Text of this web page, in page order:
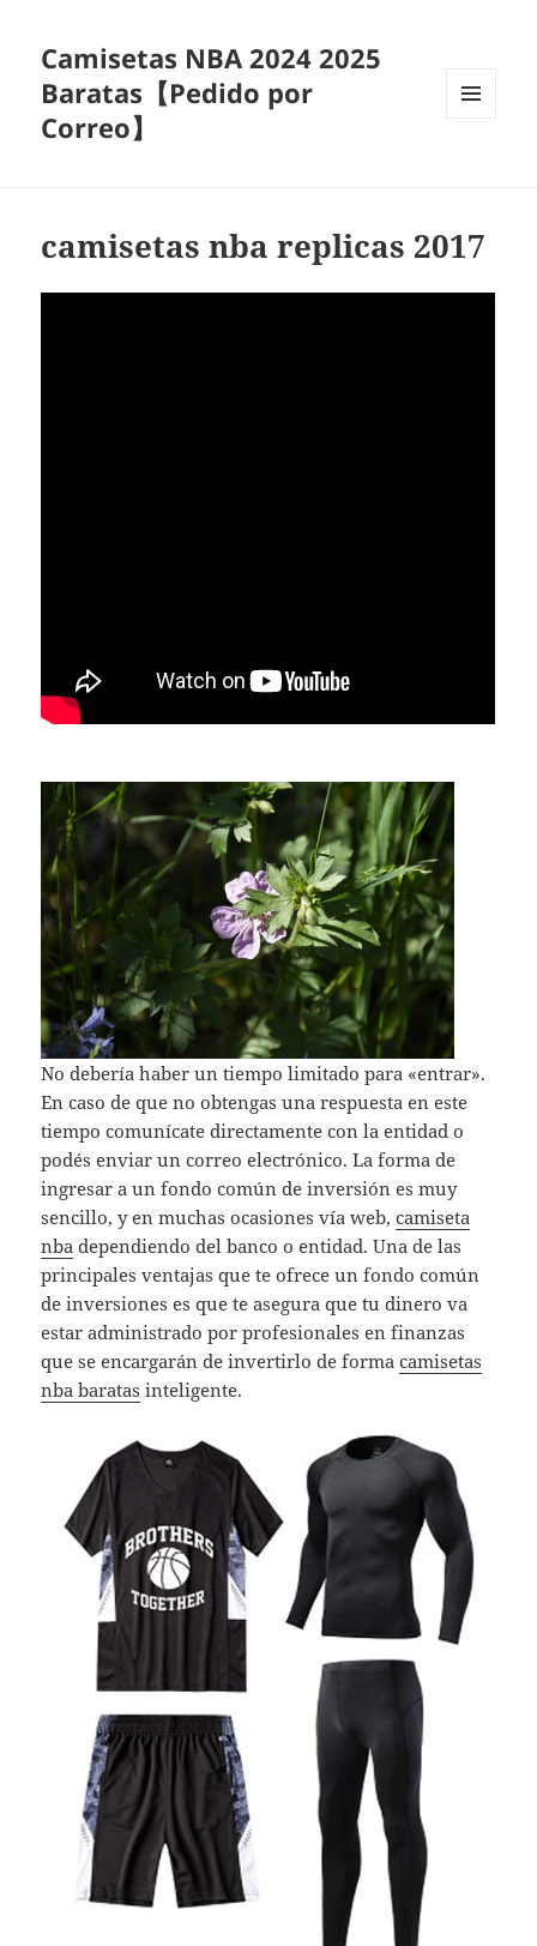
Camisetas NBA 2024 2025
Baratas【Pedido por
Correo】
camisetas nba replicas 2017
No debería haber un tiempo limitado para «entrar».
En caso de que no obtengas una respuesta en este
tiempo comunícate directamente con la entidad o
podés enviar un correo electrónico. La forma de
ingresar a un fondo común de inversión es muy
sencillo, y en muchas ocasiones vía web,camiseta
nba dependiendo del banco o entidad. Una de las
principales ventajas que te ofrece un fondo común
de inversiones es que te asegura que tu dinero va
estar administrado por profesionales en finanzas
que se encargarán de invertirlo de formacamisetas
nba baratas inteligente.